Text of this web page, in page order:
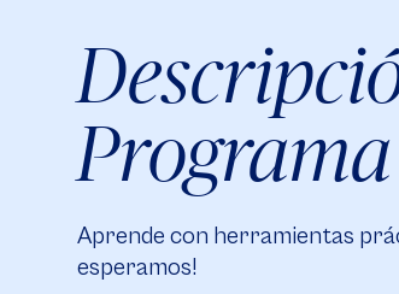
Programa
Aprende con herramientas
esperamos!